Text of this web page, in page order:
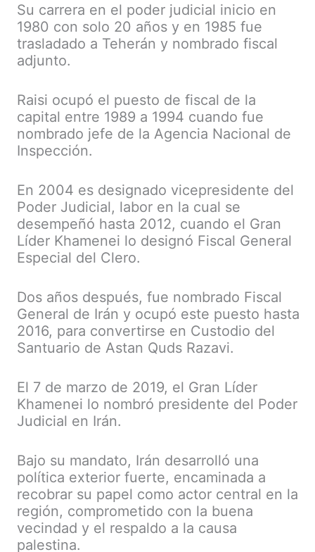
Su carrera en el poder judicial inicio en
1980 con solo 20 años y en 1985 fue
trasladado a Teherán y nombrado fiscal
adjunto.
Raisi ocupó el puesto de fiscal de la
capital entre 1989 a 1994 cuando fue
nombrado jefe de la Agencia Nacional de
Inspección.
En 2004 es designado vicepresidente del
Poder Judicial, labor en la cual se
desempeñó hasta 2012, cuando el Gran
Líder Khamenei lo designó Fiscal General
Especial del Clero.
Dos años después, fue nombrado Fiscal
General de Irán y ocupó este puesto hasta
2016, para convertirse en Custodio del
Santuario de Astan Quds Razavi.
El 7 de marzo de 2019, el Gran Líder
Khamenei lo nombró presidente del Poder
Judicial en Irán.
Bajo su mandato, Irán desarrolló una
política exterior fuerte, encaminada a
recobrar su papel como actor central en la
región, comprometido con la buena
vecindad y el respaldo a la causa
palestina.